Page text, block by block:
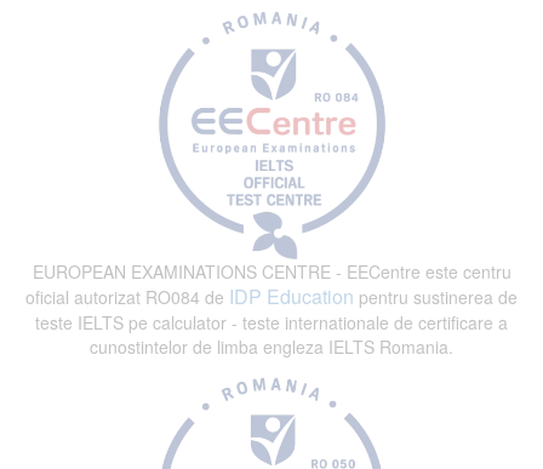
EUROPEAN EXAMINATIONS CENTRE - EECentre este centru
oficial autorizat RO084 de IDP Education pentru sustinerea de
teste IELTS pe calculator - teste internationale de certificare a
cunostintelor de limba engleza IELTS Romania.